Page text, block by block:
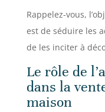
Rappelez-vous,
est de séduire les
de les inciter à
Le rôle de
dans la
maison